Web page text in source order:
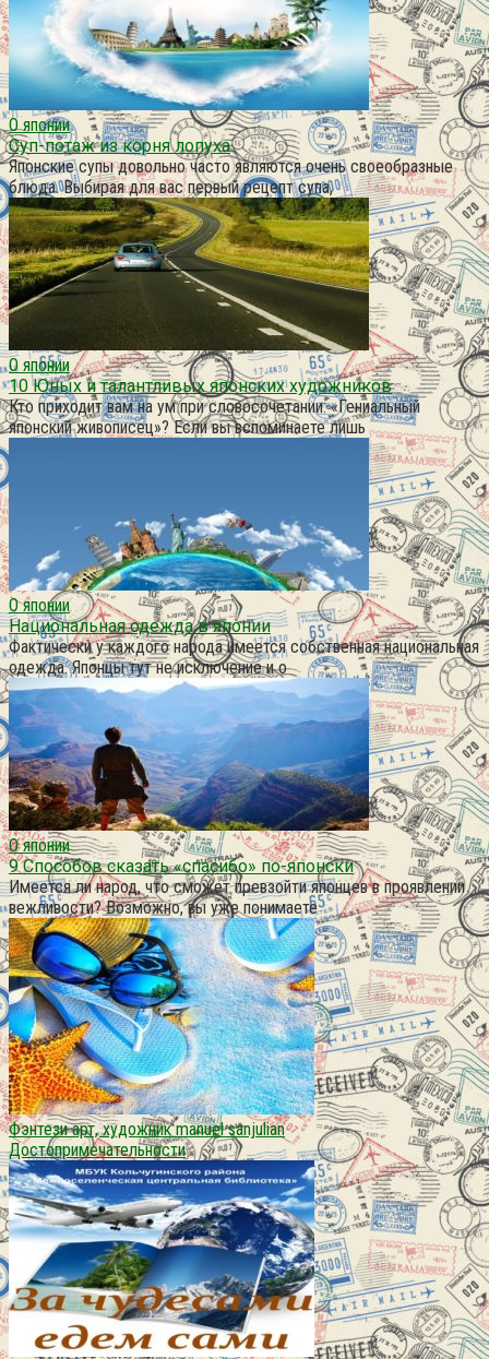
О японии
Суп-потаж из корня лопуха
Японские супы довольно часто являются очень своеобразные
блюда. Выбирая для вас первый рецепт супа,
О японии
10 Юных и талантливых японских художников
Кто приходит вам на ум при словосочетании: «Гениальный
японский живописец»? Если вы вспоминаете лишь
О японии
Национальная одежда в японии
Фактически у каждого народа имеется собственная национальная
одежда. Японцы тут не исключение и о
О японии
9 Способов сказать «спасибо» по-японски
Имеется ли народ, что сможет превзойти японцев в проявлении
вежливости? Возможно, вы уже понимаете
Фэнтези арт, художник manuel sanjulian
Достопримечательности